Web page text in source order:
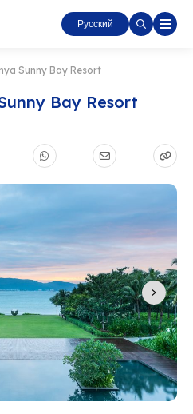
Русский
Sunny Bay Resort
Bay Resort